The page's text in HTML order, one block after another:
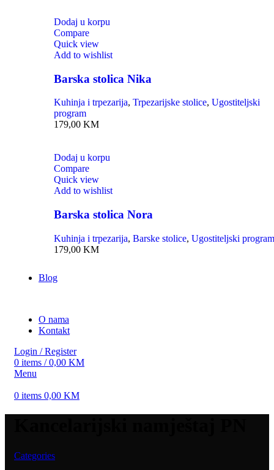
Dodaj u korpu
Compare
Quick view
Add to wishlist
Barska stolica Nika
Kuhinja i trpezarija, Trpezarijske stolice, Ugostiteljski
program
179,00 KM
Dodaj u korpu
Compare
Quick view
Add to wishlist
Barska stolica Nora
Kuhinja i trpezarija, Barske stolice, Ugostiteljski program
179,00 KM
Blog
O nama
Kontakt
Login / Register
0 items / 0,00 KM
Menu
0 items 0,00 KM
Categories